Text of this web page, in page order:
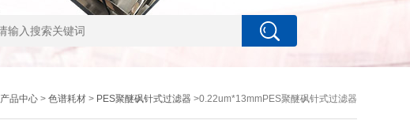
产品中心> 色谱耗材> PES聚醚砜针式过滤器 >0.22um*13mmPES聚醚砜针式过滤器